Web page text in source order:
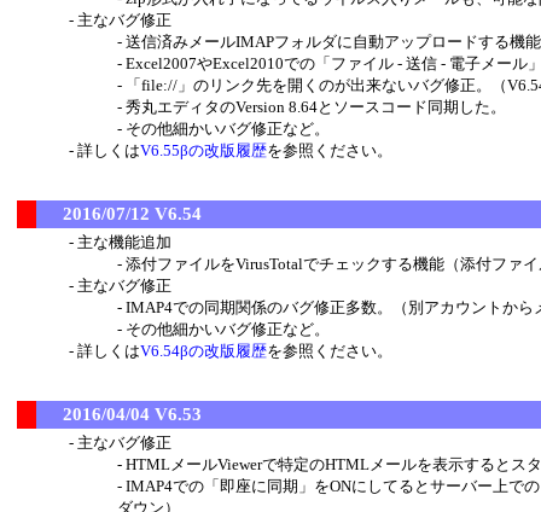
主なバグ修正
送信済みメールIMAPフォルダに自動アップロードする機
Excel2007やExcel2010での「ファイル - 送信 - 電子メー
「file://」のリンク先を開くのが出来ないバグ修正。（
秀丸エディタのVersion 8.64とソースコード同期した。
その他細かいバグ修正など。
詳しくはV6.55βの改版履歴を参照ください。
2016/07/12 V6.54
主な機能追加
添付ファイルをVirusTotalでチェックする機能（添付ファ
主なバグ修正
IMAP4での同期関係のバグ修正多数。（別アカウントか
その他細かいバグ修正など。
詳しくはV6.54βの改版履歴を参照ください。
2016/04/04 V6.53
主なバグ修正
HTMLメールViewerで特定のHTMLメールを表示するとス
IMAP4での「即座に同期」をONにしてるとサーバー上で
ダウン）